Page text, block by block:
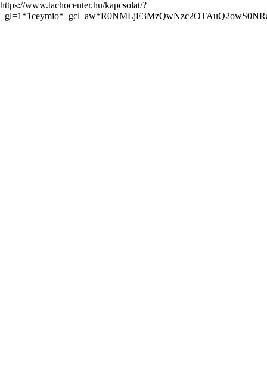
https://www.tachocenter.hu/kapcsolat/?